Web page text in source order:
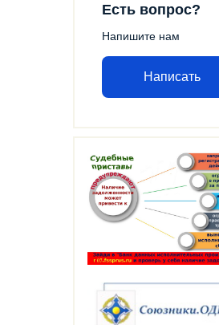
Есть вопрос?
Напишите нам
Написать